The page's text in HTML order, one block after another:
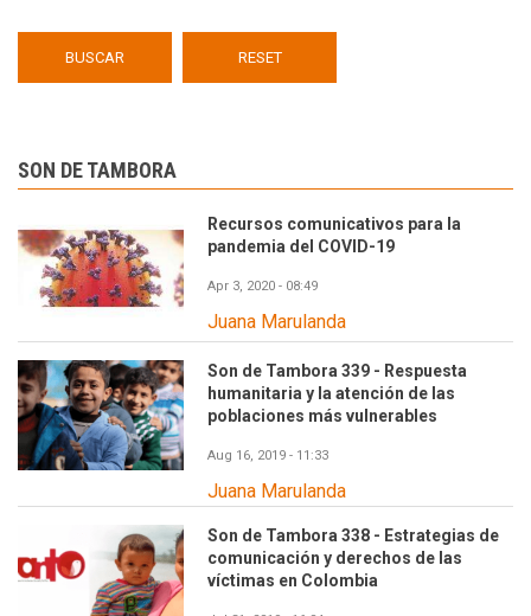
SON DE TAMBORA
Recursos comunicativos para la
pandemia del COVID-19
Apr 3, 2020 - 08:49
Juana Marulanda
Son de Tambora 339 - Respuesta
humanitaria y la atención de las
poblaciones más vulnerables
Aug 16, 2019 - 11:33
Juana Marulanda
Son de Tambora 338 - Estrategias de
comunicación y derechos de las
víctimas en Colombia